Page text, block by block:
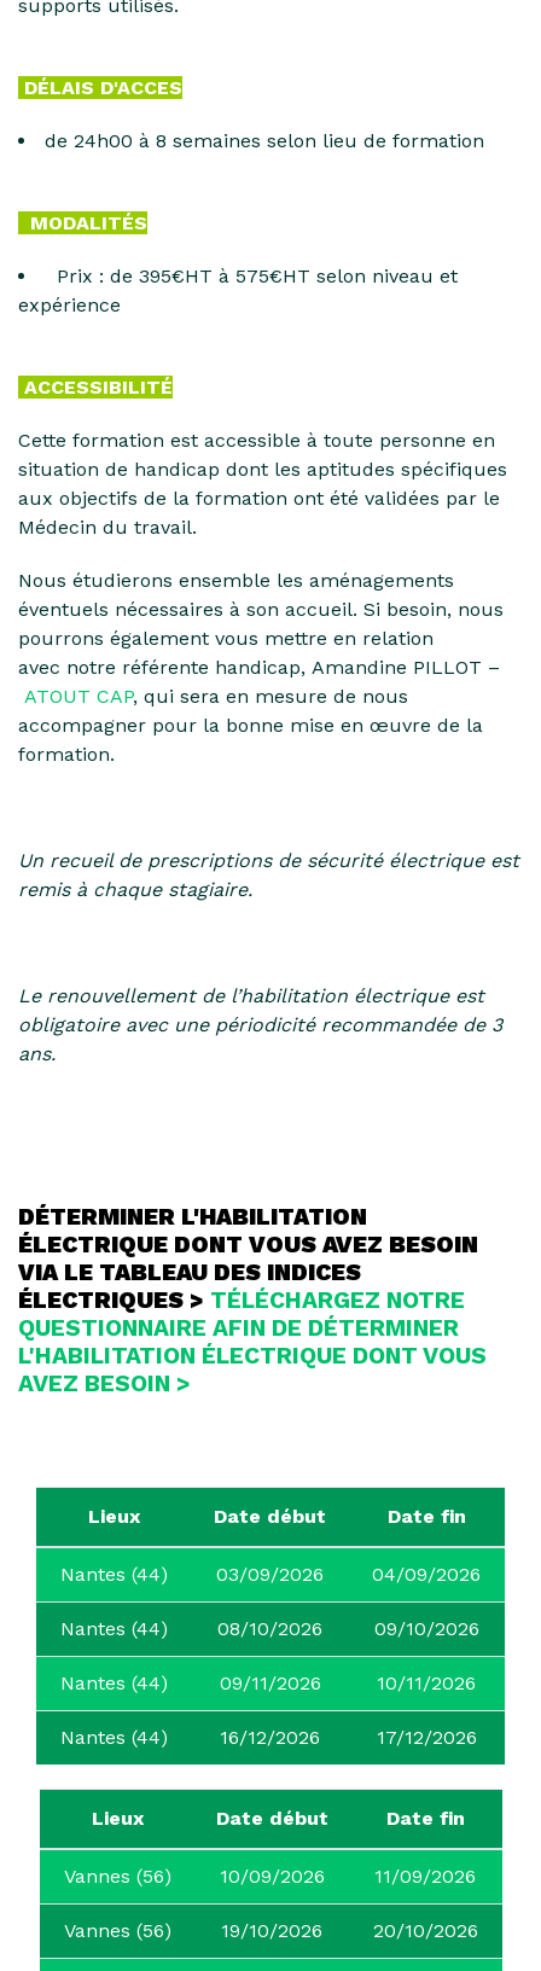
supports utilisés.
DÉLAIS D'ACCES
de 24h00 à 8 semaines selon lieu de formation
MODALITÉS
Prix : de 395€HT à 575€HT selon niveau et
expérience
ACCESSIBILITÉ
Cette formation est accessible à toute personne en
situation de handicap dont les aptitudes spécifiques
aux objectifs de la formation ont été validées par le
Médecin du travail.
Nous étudierons ensemble les aménagements
éventuels nécessaires à son accueil. Si besoin, nous
pourrons également vous mettre en relation
avec notre référente handicap, Amandine PILLOT –
ATOUT CAP, qui sera en mesure de nous
accompagner pour la bonne mise en œuvre de la
formation.
Un recueil de prescriptions de sécurité électrique est
remis à chaque stagiaire.
Le renouvellement de l’habilitation électrique est
obligatoire avec une périodicité recommandée de 3
ans.
DÉTERMINER L'HABILITATION
ÉLECTRIQUE DONT VOUS AVEZ BESOIN
VIA LE TABLEAU DES INDICES
ÉLECTRIQUES > TÉLÉCHARGEZ NOTRE
QUESTIONNAIRE AFIN DE DÉTERMINER
L'HABILITATION ÉLECTRIQUE DONT VOUS
AVEZ BESOIN >
Lieux Date début Date fin
Nantes (44) 03/09/2026 04/09/2026
Nantes (44) 08/10/2026 09/10/2026
Nantes (44) 09/11/2026 10/11/2026
Nantes (44) 16/12/2026 17/12/2026
Lieux Date début Date fin
Vannes (56) 10/09/2026 11/09/2026
Vannes (56) 19/10/2026 20/10/2026